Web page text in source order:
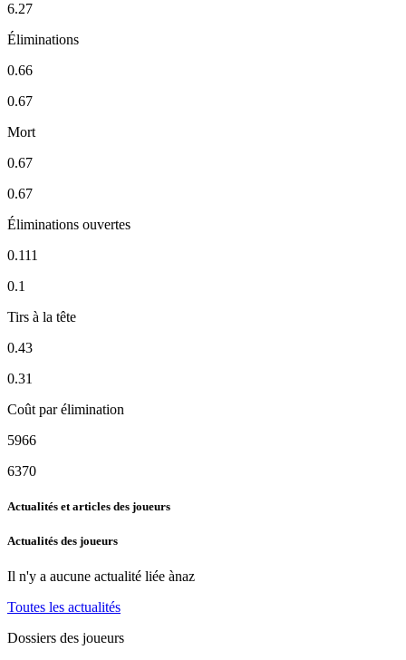
6.27
Éliminations
0.66
0.67
Mort
0.67
0.67
Éliminations ouvertes
0.111
0.1
Tirs à la tête
0.43
0.31
Coût par élimination
5966
6370
Actualités et articles des joueurs
Actualités des joueurs
Il n'y a aucune actualité liée ànaz
Toutes les actualités
Dossiers des joueurs